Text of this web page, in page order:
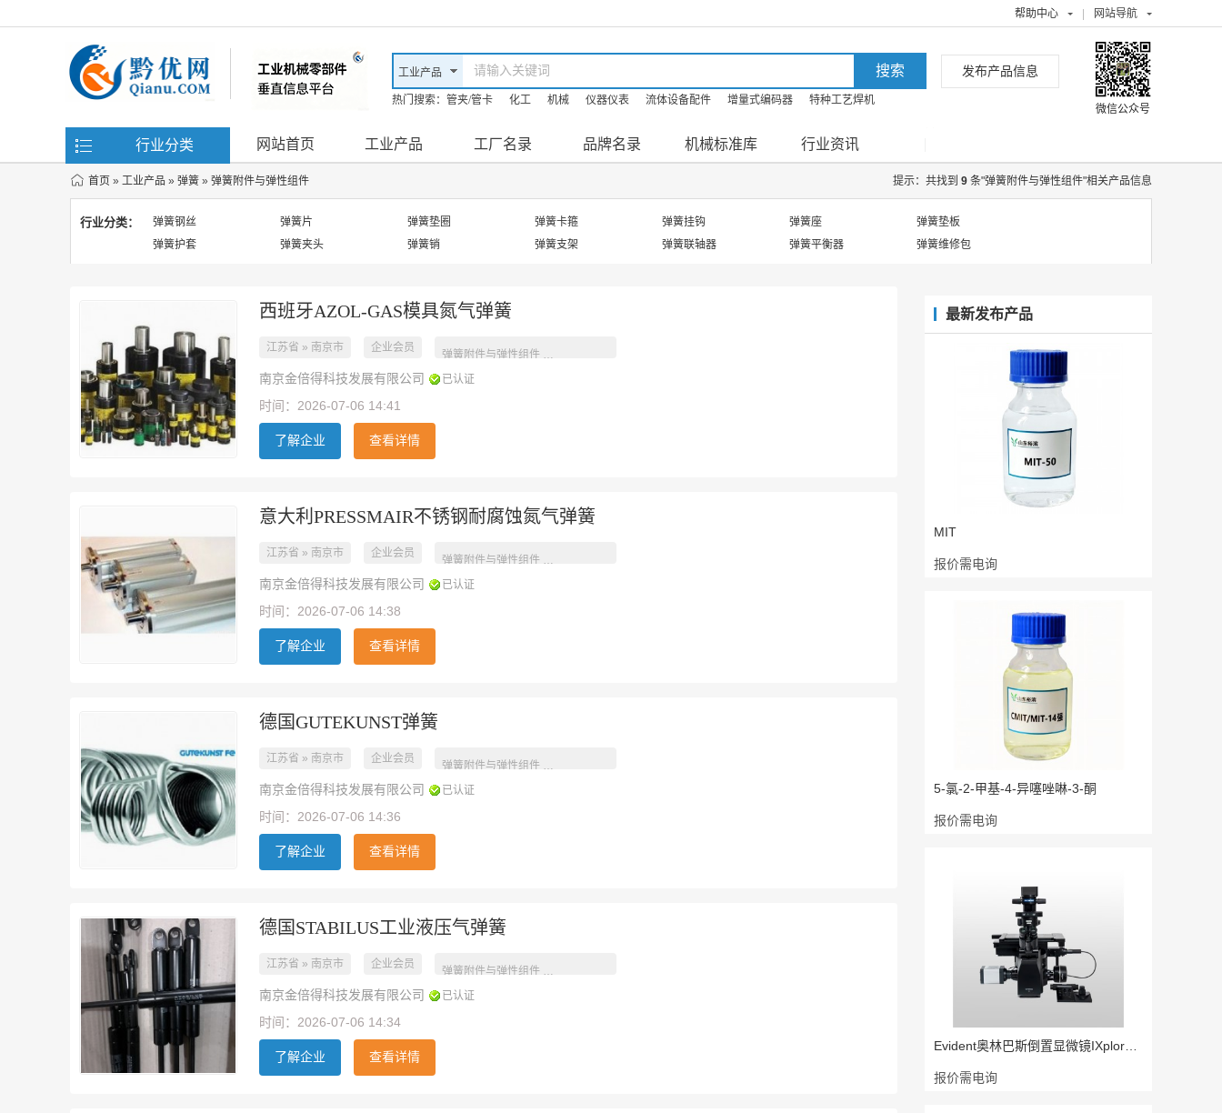
帮助中心 网站导航
热门搜索： 管夹/管卡 化工 机械 仪器仪表 流体设备配件 增量式编码器
特种工艺焊机
发布产品信息
微信公众号
行业分类 网站首页 工业产品 工厂名录 品牌名录 机械标准库 行业资讯
首页 » 工业产品 » 弹簧 » 弹簧附件与弹性组件 提示：共找到 9 条"弹簧附件与弹性组件"相关产品信息
行业分类： 弹簧钢丝 弹簧片 弹簧垫圈 弹簧卡箍 弹簧挂钩 弹簧座
弹簧垫板
弹簧护套
弹簧夹头 弹簧销 弹簧支架 弹簧联轴器 弹簧平衡器 弹簧维修包
西班牙AZOL-GAS模具氮气弹簧
江苏省 » 南京市 企业会员
弹簧附件与弹性组件
南京金倍得科技发展有限公司 已认证
时间：2026-07-06 14:41
了解企业 查看详情
意大利PRESSMAIR不锈钢耐腐蚀氮气弹簧
江苏省 » 南京市 企业会员
弹簧附件与弹性组件
南京金倍得科技发展有限公司 已认证
时间：2026-07-06 14:38
了解企业 查看详情
德国GUTEKUNST弹簧
江苏省 » 南京市 企业会员
弹簧附件与弹性组件
南京金倍得科技发展有限公司 已认证
时间：2026-07-06 14:36
了解企业 查看详情
德国STABILUS工业液压气弹簧
江苏省 » 南京市 企业会员
弹簧附件与弹性组件
南京金倍得科技发展有限公司 已认证
时间：2026-07-06 14:34
了解企业 查看详情
最新发布产品
MIT
报价需电询
5-氯-2-甲基-4-异噻唑啉-3-酮
报价需电询
报价需电询